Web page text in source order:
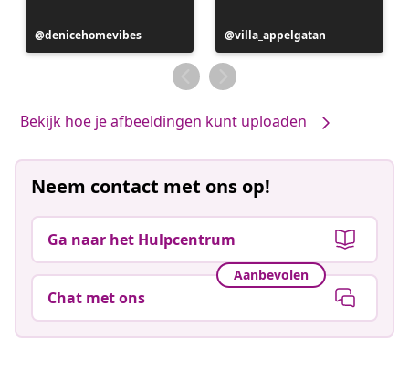
Bericht
gepubliceerd
denicehomevibes
Bericht
gepubliceerd
door
villa_appelgatan
Bekijk hoe je afbeeldingen kunt uploaden
Neem contact met ons op!
Ga naar het Hulpcentrum
Aanbevolen
Chat met ons